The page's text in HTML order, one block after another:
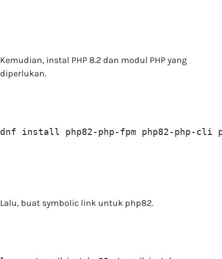
Kemudian, instal PHP 8.2 dan modul PHP yang
diperlukan.
dnf install php82-php-fpm php82-php-cli
Lalu, buat symbolic link untuk php82.